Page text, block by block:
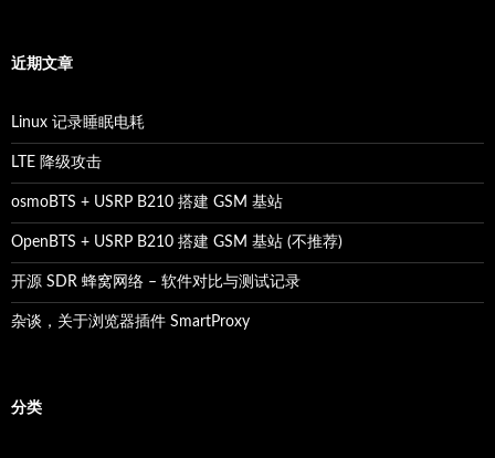
近期文章
Linux 记录睡眠电耗
LTE 降级攻击
osmoBTS + USRP B210 搭建 GSM 基站
OpenBTS + USRP B210 搭建 GSM 基站 (不推荐)
开源 SDR 蜂窝网络 – 软件对比与测试记录
杂谈，关于浏览器插件 SmartProxy
分类